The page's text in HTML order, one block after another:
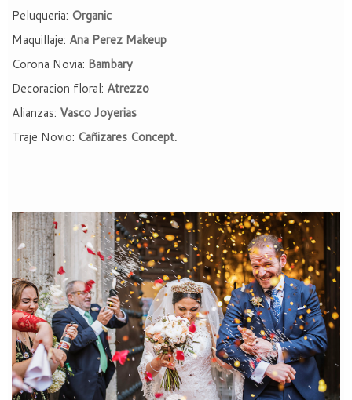
Peluqueria: Organic
Maquillaje: Ana Perez Makeup
Corona Novia: Bambary
Decoracion floral: Atrezzo
Alianzas: Vasco Joyerias
Traje Novio: Cañizares Concept.